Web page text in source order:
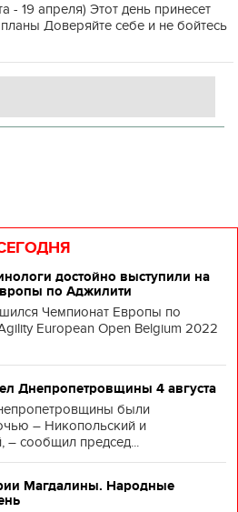
- 19 апреля) Этот день принесет
Доверяйте себе и не бойтесь
достойно выступили на
по Аджилити
Чемпионат Европы по
European Open Belgium 2022
Днепропетровщины 4 августа
были
– Никопольский и
– сообщил председ...
Магдалины. Народные